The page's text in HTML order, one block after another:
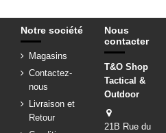
Notre société
Magasins
Contactez-
nous
Livraison et
Retour
Nous
contacter
T&O Shop
Tactical &
Outdoor
21B Rue du